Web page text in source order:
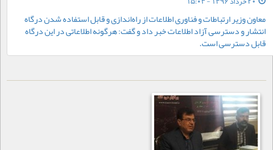
معاون وزیر ارتباطات و فناوری اطلاعات از راه‌اندازی و قابل استفاده شدن درگاه
انتشار و دسترسی آزاد اطلاعات خبر داد و گفت: هرگونه اطلاعاتی در این درگاه
قابل دسترسی است.